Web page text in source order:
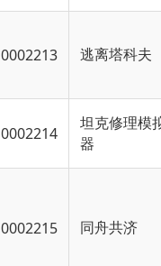
0002213 逃离塔科夫
0002214
坦克修理模
器
0002215 同舟共济